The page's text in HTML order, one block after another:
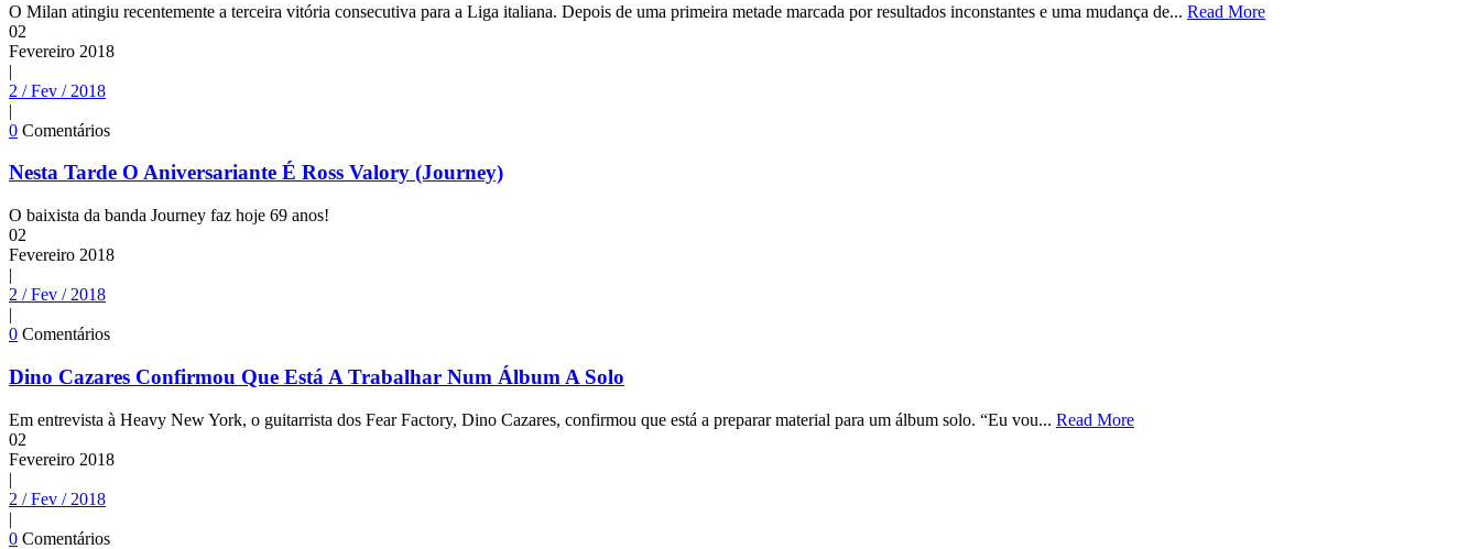
O Milan atingiu recentemente a terceira vitória consecutiva para a Liga italiana. Depois de uma primeira metade marcada por resultados inconstantes e uma mudança de... Read More
02
Fevereiro 2018
|
2 / Fev / 2018
|
0 Comentários
Nesta Tarde O Aniversariante É Ross Valory (Journey)
O baixista da banda Journey faz hoje 69 anos!
02
Fevereiro 2018
|
2 / Fev / 2018
|
0 Comentários
Dino Cazares Confirmou Que Está A Trabalhar Num Álbum A Solo
Em entrevista à Heavy New York, o guitarrista dos Fear Factory, Dino Cazares, confirmou que está a preparar material para um álbum solo. “Eu vou... Read More
02
Fevereiro 2018
|
2 / Fev / 2018
|
0 Comentários